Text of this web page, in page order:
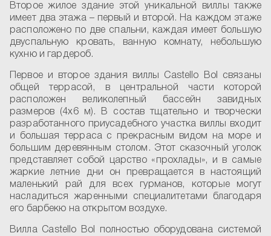
Второе жилое здание этой уникальной виллы также
имеет два этажа – первый и второй. На каждом этаже
расположено по две спальни, каждая имеет большую
двуспальную кровать, ванную комнату, небольшую
кухню и гардероб.
Первое и второе здания виллы Castello Bol связаны
общей террасой, в центральной части которой
расположен великолепный бассейн завидных
размеров (4х6 м). В состав тщательно и творчески
разработанного приусадебного участка виллы входит
и большая терраса с прекрасным видом на море и
большим деревянным столом. Этот сказочный уголок
представляет собой царство «прохлады», и в самые
жаркие летние дни он превращается в настоящий
маленький рай для всех гурманов, которые могут
насладиться жаренными специалитетами благодаря
его барбекю на открытом воздухе.
Вилла Castello Bol полностью оборудована системой